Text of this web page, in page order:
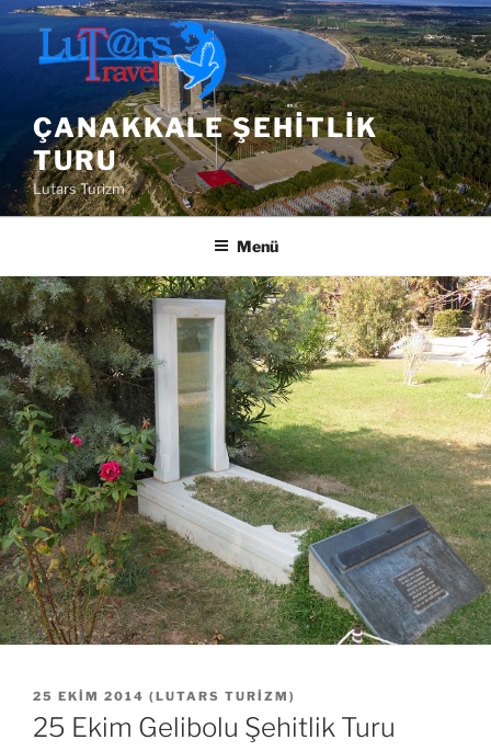
İçeriğe
geç
ÇANAKKALE ŞEHITLIK
TURU
Lutars Turizm
Menü
YAYIM
TARIHI
25 EKIM 2014 ( LUTARS TURIZM )
25 Ekim Gelibolu Şehitlik Turu